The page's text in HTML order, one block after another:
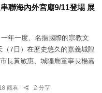
聯海內外宮廟9/11登場 展
年一度、名揚國際的宗教文
7日）在歷史悠久的嘉義城隍
長黃敏惠、城隍廟董事長楊嘉
觀看 2 分享